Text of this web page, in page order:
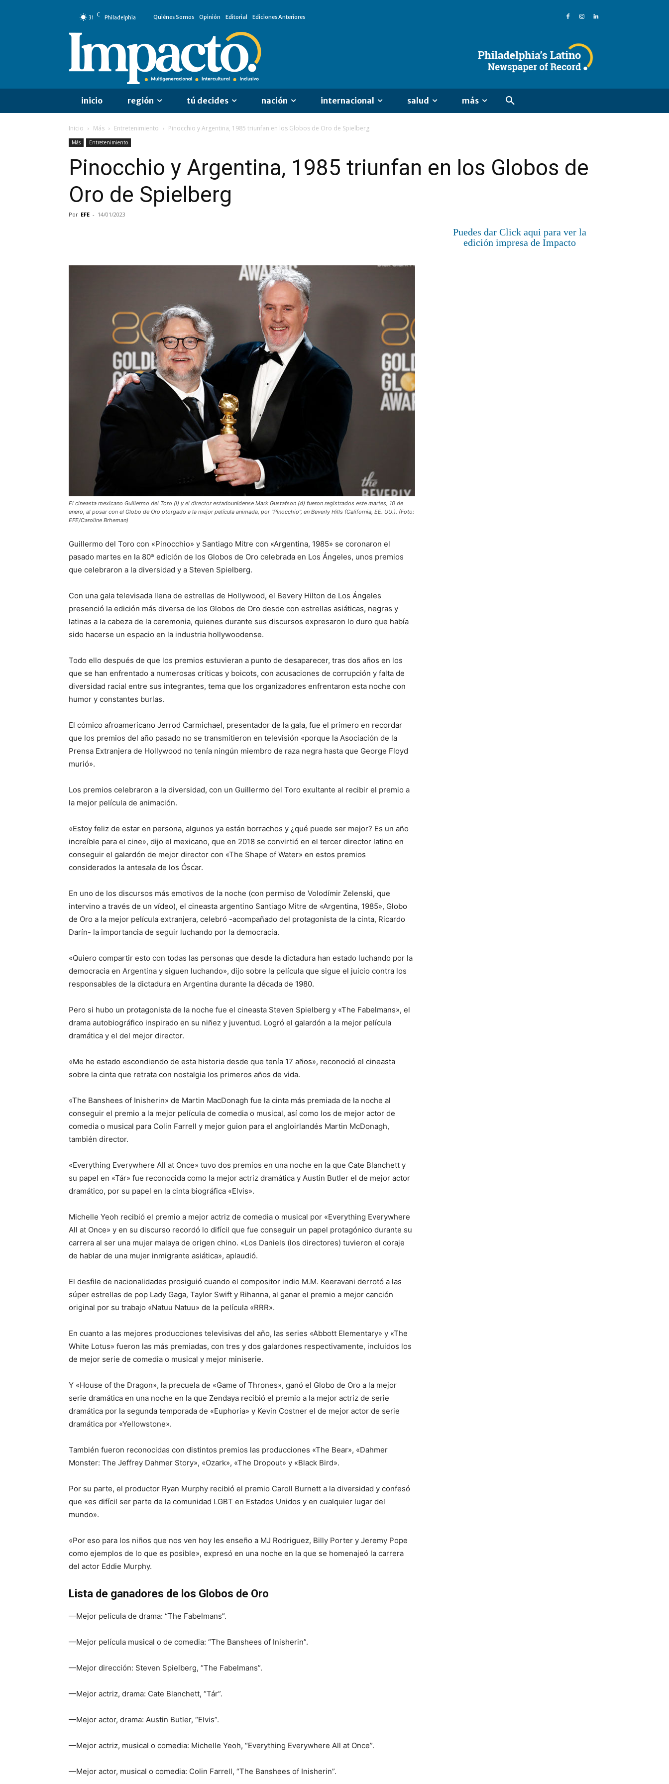
31 C Philadelphia Quiénes Somos Opinión Editorial Ediciones Anteriores
inicio región tú decides nación internacional salud más
Inicio Más Entretenimiento Pinocchio y Argentina, 1985 triunfan en los Globos de Oro de Spielberg
Más Entretenimiento
Pinocchio y Argentina, 1985 triunfan en los Globos de
Oro de Spielberg
Por EFE - 14/01/2023
El cineasta mexicano Guillermo del Toro (i) y el director estadounidense Mark Gustafson (d) fueron registrados este martes, 10 de
enero, al posar con el Globo de Oro otorgado a la mejor película animada, por "Pinocchio", en Beverly Hills (California, EE. UU.). (Foto:
EFE/Caroline Brheman)
Guillermo del Toro con «Pinocchio» y Santiago Mitre con «Argentina, 1985» se coronaron el
pasado martes en la 80ª edición de los Globos de Oro celebrada en Los Ángeles, unos premios
que celebraron a la diversidad y a Steven Spielberg.
Con una gala televisada llena de estrellas de Hollywood, el Bevery Hilton de Los Ángeles
presenció la edición más diversa de los Globos de Oro desde con estrellas asiáticas, negras y
latinas a la cabeza de la ceremonia, quienes durante sus discursos expresaron lo duro que había
sido hacerse un espacio en la industria hollywoodense.
Todo ello después de que los premios estuvieran a punto de desaparecer, tras dos años en los
que se han enfrentado a numerosas críticas y boicots, con acusaciones de corrupción y falta de
diversidad racial entre sus integrantes, tema que los organizadores enfrentaron esta noche con
humor y constantes burlas.
El cómico afroamericano Jerrod Carmichael, presentador de la gala, fue el primero en recordar
que los premios del año pasado no se transmitieron en televisión «porque la Asociación de la
Prensa Extranjera de Hollywood no tenía ningún miembro de raza negra hasta que George Floyd
murió».
Los premios celebraron a la diversidad, con un Guillermo del Toro exultante al recibir el premio a
la mejor película de animación.
«Estoy feliz de estar en persona, algunos ya están borrachos y ¿qué puede ser mejor? Es un año
increíble para el cine», dijo el mexicano, que en 2018 se convirtió en el tercer director latino en
conseguir el galardón de mejor director con «The Shape of Water» en estos premios
considerados la antesala de los Óscar.
En uno de los discursos más emotivos de la noche (con permiso de Volodímir Zelenski, que
intervino a través de un vídeo), el cineasta argentino Santiago Mitre de «Argentina, 1985», Globo
de Oro a la mejor película extranjera, celebró -acompañado del protagonista de la cinta, Ricardo
Darín- la importancia de seguir luchando por la democracia.
«Quiero compartir esto con todas las personas que desde la dictadura han estado luchando por la
democracia en Argentina y siguen luchando», dijo sobre la película que sigue el juicio contra los
responsables de la dictadura en Argentina durante la década de 1980.
Pero si hubo un protagonista de la noche fue el cineasta Steven Spielberg y «The Fabelmans», el
drama autobiográfico inspirado en su niñez y juventud. Logró el galardón a la mejor película
dramática y el del mejor director.
«Me he estado escondiendo de esta historia desde que tenía 17 años», reconoció el cineasta
sobre la cinta que retrata con nostalgia los primeros años de vida.
«The Banshees of Inisherin» de Martin MacDonagh fue la cinta más premiada de la noche al
conseguir el premio a la mejor película de comedia o musical, así como los de mejor actor de
comedia o musical para Colin Farrell y mejor guion para el angloirlandés Martin McDonagh,
también director.
«Everything Everywhere All at Once» tuvo dos premios en una noche en la que Cate Blanchett y
su papel en «Tár» fue reconocida como la mejor actriz dramática y Austin Butler el de mejor actor
dramático, por su papel en la cinta biográfica «Elvis».
Michelle Yeoh recibió el premio a mejor actriz de comedia o musical por «Everything Everywhere
All at Once» y en su discurso recordó lo difícil que fue conseguir un papel protagónico durante su
carrera al ser una mujer malaya de origen chino. «Los Daniels (los directores) tuvieron el coraje
de hablar de una mujer inmigrante asiática», aplaudió.
El desfile de nacionalidades prosiguió cuando el compositor indio M.M. Keeravani derrotó a las
súper estrellas de pop Lady Gaga, Taylor Swift y Rihanna, al ganar el premio a mejor canción
original por su trabajo «Natuu Natuu» de la película «RRR».
En cuanto a las mejores producciones televisivas del año, las series «Abbott Elementary» y «The
White Lotus» fueron las más premiadas, con tres y dos galardones respectivamente, incluidos los
de mejor serie de comedia o musical y mejor miniserie.
Y «House of the Dragon», la precuela de «Game of Thrones», ganó el Globo de Oro a la mejor
serie dramática en una noche en la que Zendaya recibió el premio a la mejor actriz de serie
dramática por la segunda temporada de «Euphoria» y Kevin Costner el de mejor actor de serie
dramática por «Yellowstone».
También fueron reconocidas con distintos premios las producciones «The Bear», «Dahmer
Monster: The Jeffrey Dahmer Story», «Ozark», «The Dropout» y «Black Bird».
Por su parte, el productor Ryan Murphy recibió el premio Caroll Burnett a la diversidad y confesó
que «es difícil ser parte de la comunidad LGBT en Estados Unidos y en cualquier lugar del
mundo».
«Por eso para los niños que nos ven hoy les enseño a MJ Rodriguez, Billy Porter y Jeremy Pope
como ejemplos de lo que es posible», expresó en una noche en la que se homenajeó la carrera
del actor Eddie Murphy.
Lista de ganadores de los Globos de Oro
—Mejor película de drama: “The Fabelmans”.
—Mejor película musical o de comedia: “The Banshees of Inisherin”.
—Mejor dirección: Steven Spielberg, “The Fabelmans”.
—Mejor actriz, drama: Cate Blanchett, “Tár”.
—Mejor actor, drama: Austin Butler, “Elvis”.
—Mejor actriz, musical o comedia: Michelle Yeoh, “Everything Everywhere All at Once”.
—Mejor actor, musical o comedia: Colin Farrell, “The Banshees of Inisherin”.
Puedes dar Click aqui para ver la
edición impresa de Impacto